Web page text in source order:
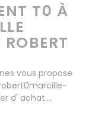
T0 À
vous propose
d' achat.
mais